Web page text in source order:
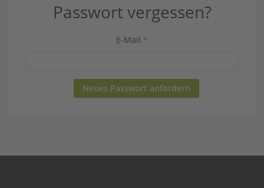
Passwort vergessen?
E-Mail *